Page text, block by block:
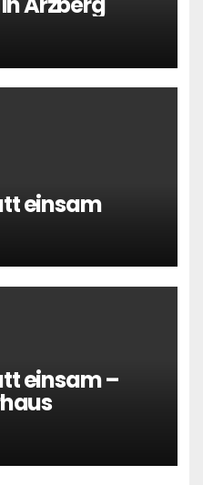
einsam
einsam –